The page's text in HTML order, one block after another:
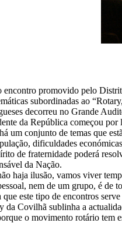
promovido pelo
subordinadas ao
decorreu no Grande
da República começou
conjunto de temas que
dificuldades
de fraternidade poderá
da Nação.
haja ilusão, vamos viver
nem de um grupo, é de
este tipo de encontros serve
Covilhã sublinha a
o movimento rotário tem